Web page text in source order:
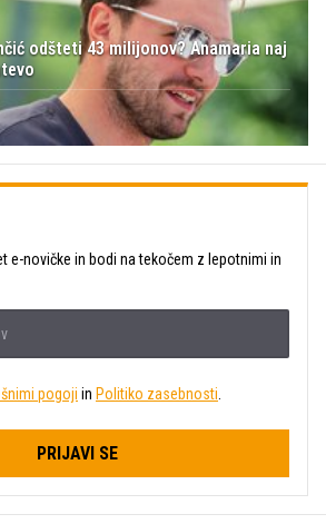
odšteti 43 milijonov? Anamaria naj
e-novičke in bodi na tekočem z lepotnimi in
pogoji in Politiko zasebnosti
PRIJAVI SE